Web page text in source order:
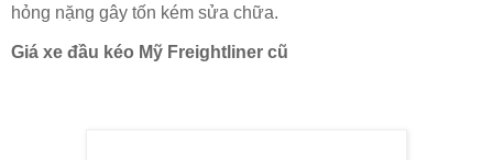
hỏng nặng gây tốn kém sửa chữa.
Giá xe đầu kéo Mỹ Freightliner cũ